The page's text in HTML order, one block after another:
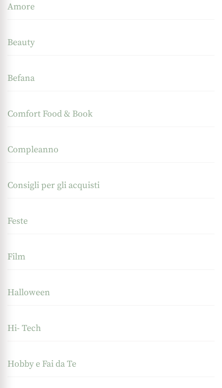
Amore
Beauty
Befana
Comfort Food & Book
Compleanno
Consigli per gli acquisti
Feste
Film
Halloween
Hi- Tech
Hobby e Fai da Te